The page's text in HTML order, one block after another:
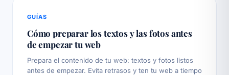
GUÍAS
Cómo preparar los textos y las fotos antes
de empezar tu web
Prepara el contenido de tu web: textos y fotos listos
antes de empezar. Evita retrasos y ten tu web a tiempo